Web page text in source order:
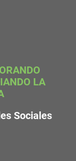
LA
Sociales